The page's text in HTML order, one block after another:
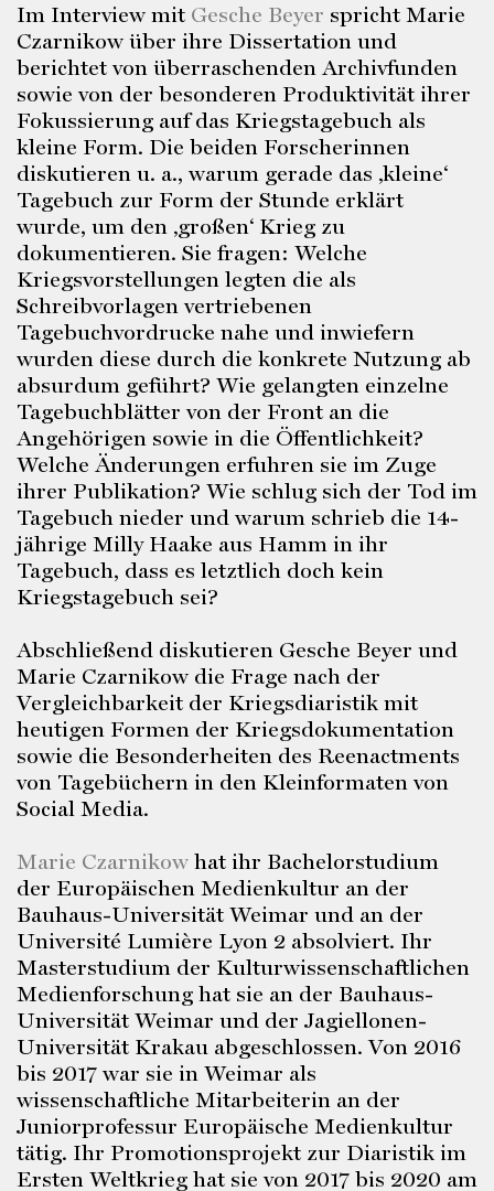
Im Interview mit Gesche Beyer spricht Marie
Czarnikow über ihre Dissertation und
berichtet von überraschenden Archivfunden
sowie von der besonderen Produktivität ihrer
Fokussierung auf das Kriegstagebuch als
kleine Form. Die beiden Forscherinnen
diskutieren u. a., warum gerade das ‚kleine‘
Tagebuch zur Form der Stunde erklärt
wurde, um den ‚großen‘ Krieg zu
dokumentieren. Sie fragen: Welche
Kriegsvorstellungen legten die als
Schreibvorlagen vertriebenen
Tagebuchvordrucke nahe und inwiefern
wurden diese durch die konkrete Nutzung ab
absurdum geführt? Wie gelangten einzelne
Tagebuchblätter von der Front an die
Angehörigen sowie in die Öffentlichkeit?
Welche Änderungen erfuhren sie im Zuge
ihrer Publikation? Wie schlug sich der Tod im
Tagebuch nieder und warum schrieb die 14-
jährige Milly Haake aus Hamm in ihr
Tagebuch, dass es letztlich doch kein
Kriegstagebuch sei?
Abschließend diskutieren Gesche Beyer und
Marie Czarnikow die Frage nach der
Vergleichbarkeit der Kriegsdiaristik mit
heutigen Formen der Kriegsdokumentation
sowie die Besonderheiten des Reenactments
von Tagebüchern in den Kleinformaten von
Social Media.
Marie Czarnikow hat ihr Bachelorstudium
der Europäischen Medienkultur an der
Bauhaus-Universität Weimar und an der
Université Lumière Lyon 2 absolviert. Ihr
Masterstudium der Kulturwissenschaftlichen
Medienforschung hat sie an der Bauhaus-
Universität Weimar und der Jagiellonen-
Universität Krakau abgeschlossen. Von 2016
bis 2017 war sie in Weimar als
wissenschaftliche Mitarbeiterin an der
Juniorprofessur Europäische Medienkultur
tätig. Ihr Promotionsprojekt zur Diaristik im
Ersten Weltkrieg hat sie von 2017 bis 2020 am